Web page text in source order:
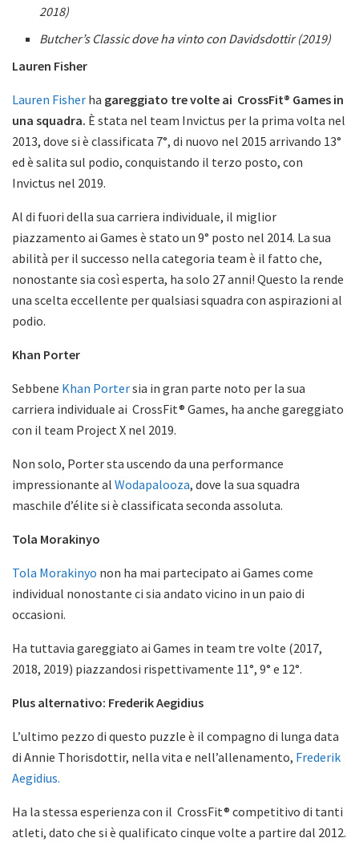
2018)
Butcher’s Classic dove ha vinto con Davidsdottir (2019)
Lauren Fisher
Lauren Fisher ha gareggiato tre volte ai CrossFit® Games in
una squadra. È stata nel team Invictus per la prima volta nel
2013, dove si è classificata 7°, di nuovo nel 2015 arrivando 13°
ed è salita sul podio, conquistando il terzo posto, con
Invictus nel 2019.
Al di fuori della sua carriera individuale, il miglior
piazzamento ai Games è stato un 9° posto nel 2014. La sua
abilità per il successo nella categoria team è il fatto che,
nonostante sia così esperta, ha solo 27 anni! Questo la rende
una scelta eccellente per qualsiasi squadra con aspirazioni al
podio.
Khan Porter
Sebbene Khan Portersia in gran parte noto per la sua
carriera individuale ai CrossFit® Games, ha anche gareggiato
con il team Project X nel 2019.
Non solo, Porter sta uscendo da una performance
impressionante al Wodapalooza, dove la sua squadra
maschile d’élite si è classificata seconda assoluta.
Tola Morakinyo
Tola Morakinyo non ha mai partecipato ai Games come
individual nonostante ci sia andato vicino in un paio di
occasioni.
Ha tuttavia gareggiato ai Games in team tre volte (2017,
2018, 2019) piazzandosi rispettivamente 11°, 9° e 12°.
Plus alternativo: Frederik Aegidius
L’ultimo pezzo di questo puzzle è il compagno di lunga data
di Annie Thorisdottir, nella vita e nell’allenamento, Frederik
Aegidius.
Ha la stessa esperienza con il CrossFit® competitivo di tanti
atleti, dato che si è qualificato cinque volte a partire dal 2012.